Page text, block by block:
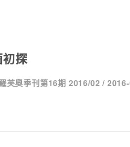
初探
芙奧季刊第16期 2016/02 /